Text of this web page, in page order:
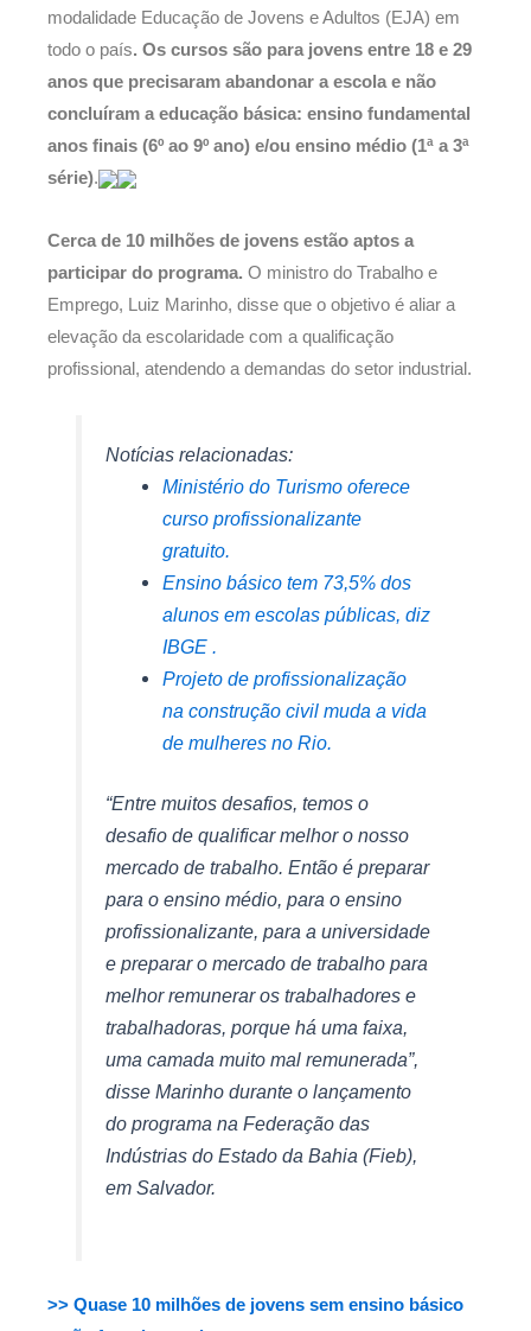
modalidade Educação de Jovens e Adultos (EJA) em
todo o país. Os cursos são para jovens entre 18 e 29
anos que precisaram abandonar a escola e não
concluíram a educação básica: ensino fundamental
anos finais (6º ao 9º ano) e/ou ensino médio (1ª a 3ª
série).
Cerca de 10 milhões de jovens estão aptos a
participar do programa. O ministro do Trabalho e
Emprego, Luiz Marinho, disse que o objetivo é aliar a
elevação da escolaridade com a qualificação
profissional, atendendo a demandas do setor industrial.
Notícias relacionadas:
Ministério do Turismo oferece
curso profissionalizante
gratuito.
Ensino básico tem 73,5% dos
alunos em escolas públicas, diz
IBGE .
Projeto de profissionalização
na construção civil muda a vida
de mulheres no Rio.
“Entre muitos desafios, temos o
desafio de qualificar melhor o nosso
mercado de trabalho. Então é preparar
para o ensino médio, para o ensino
profissionalizante, para a universidade
e preparar o mercado de trabalho para
melhor remunerar os trabalhadores e
trabalhadoras, porque há uma faixa,
uma camada muito mal remunerada”,
disse Marinho durante o lançamento
do programa na Federação das
Indústrias do Estado da Bahia (Fieb),
em Salvador.
>> Quase 10 milhões de jovens sem ensino básico